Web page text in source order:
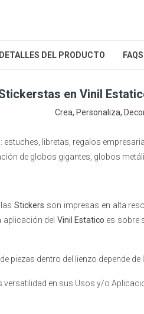
DETALLES DEL PRODUCTO FAQS
en Vinil
Crea, Personaliza,
libretas, regalos
de globos gigantes, globos
Stickers son impresas en alta
del Vinil Estatico es sobre
de piezas dentro del lienzo depende
versatilidad en sus Usos y/o